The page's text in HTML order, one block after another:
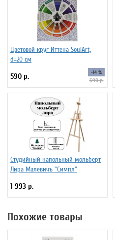
Цветовой круг Иттена SoulArt,
d=20 см
590 р. -14 %
690 р.
Студийный напольный мольберт
Лира Малевичъ "Симпл"
1 993 р.
Похожие товары